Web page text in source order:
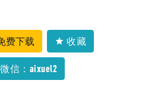
费下载 收藏
信：aixuel2
期秋季班视频教程
八年级视频教程全年班